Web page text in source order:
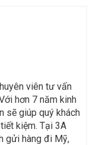
viên tư vấn
hơn 7 năm kinh
sẽ giúp quý khách
kiệm. Tại 3A
gửi hàng đi Mỹ,